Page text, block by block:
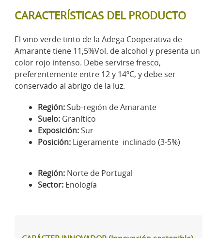
CARACTERÍSTICAS DEL PRODUCTO
El vino verde tinto de la Adega Cooperativa de
Amarante tiene 11,5%Vol. de alcohol y presenta un
color rojo intenso. Debe servirse fresco,
preferentemente entre 12 y 14ºC, y debe ser
conservado al abrigo de la luz.
Región: Sub-región de Amarante
Suelo: Granítico
Exposición: Sur
Posición: Ligeramente inclinado (3-5%)
Región: Norte de Portugal
Sector: Enología